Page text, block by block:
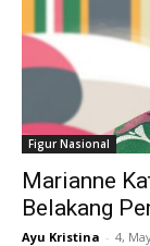
Figur Nasional
Marianne
Belakang
Ayu Kristina - 4,